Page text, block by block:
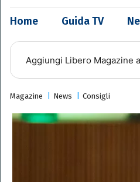
Home Guida TV
Aggiungi Libero Magazine
Magazine News Consigli